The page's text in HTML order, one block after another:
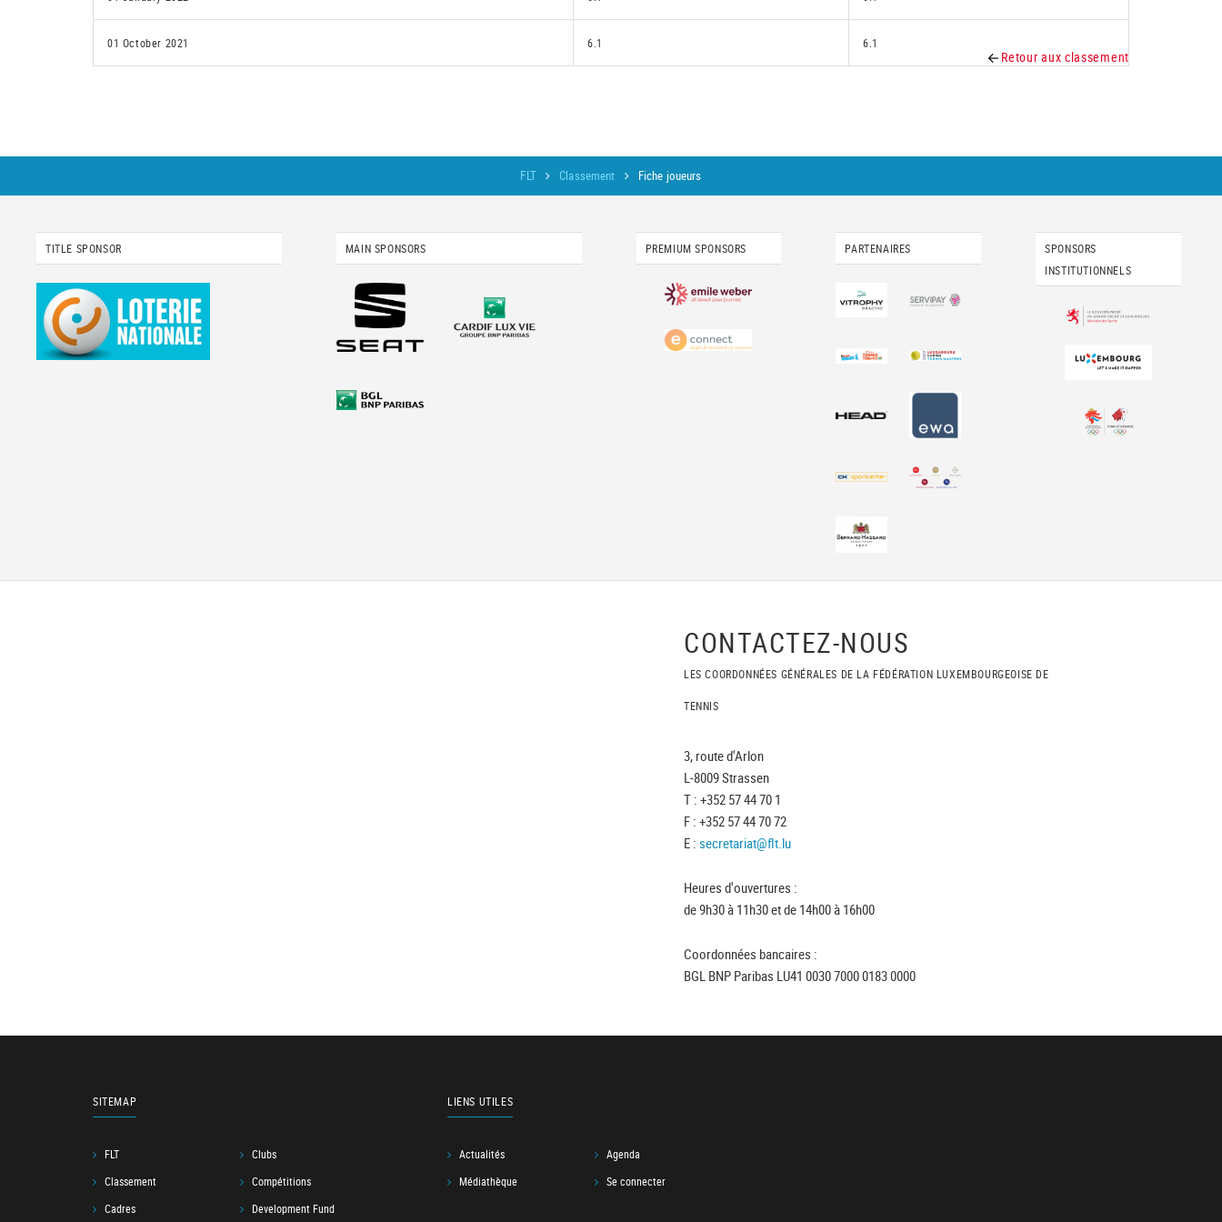
01 October 2021 6.1 6.1
Retour aux classement
FLT Classement Fiche joueurs
TITLE SPONSOR MAIN SPONSORS PREMIUM SPONSORS PARTENAIRES
SPONSORS
INSTITUTIONNELS
CONTACTEZ-NOUS
LES COORDONNÉES GÉNÉRALES DE LA FÉDÉRATION LUXEMBOURGEOISE DE
TENNIS
3, route d'Arlon
L-8009 Strassen
T : +352 57 44 70 1
F : +352 57 44 70 72
E : secretariat@flt.lu
Heures d'ouvertures :
de 9h30 à 11h30 et de 14h00 à 16h00
Coordonnées bancaires :
BGL BNP Paribas LU41 0030 7000 0183 0000
SITEMAP
FLT
Clubs
Classement
Compétitions
Cadres
Development Fund
LIENS UTILES
Actualités
Agenda
Médiathèque
Se connecter